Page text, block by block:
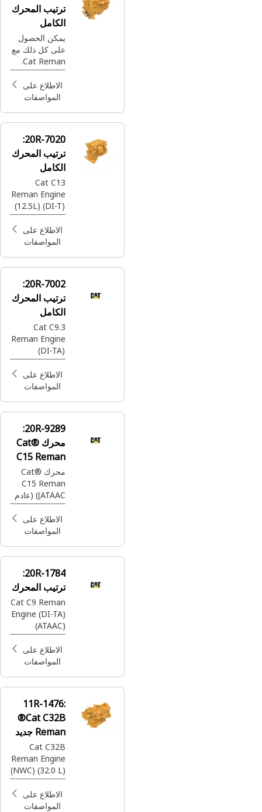
ترتيب المحرك
الكامل
يمكن الحصول
على كل ذلك مع
Cat Reman.
أفضل القطع
المصممة من
Cat® مع ضمان
ووقتما تحتاج
بسعر بسيط.
الاطلاع على
المواصفات
20R-7020:
ترتيب المحرك
الكامل
Cat C13
Reman Engine
(12.5L) (DI-T)
(ATAAC)
(MEUI-C) (Tier
الاطلاع على
المواصفات
20R-7002:
ترتيب المحرك
الكامل
Cat C9.3
Reman Engine
(DI-TA)
(ATAAC) (Tier
4)الاطلاع على
المواصفات
20R-9289:
محرك Cat®
C15 Reman
محرك Cat®
C15 Reman
(ATAAC) (عادم
أمامي) (مبيت
وفقا لمعايير
الاطلاع على
المواصفات
20R-1784:
ترتيب المحرك
Cat C9 Reman
Engine (DI-TA)
(ATAAC)
(ADEM™ 4) (4
Valve) (HEUI -
B) (HEP 10)
الاطلاع على
المواصفات
11R-1476:
®Cat C32B
Reman جديد
مع محرك
Core (NWC)
Cat C32B
Reman Engine
(NWC) (32.0 L)
(LRC) (100
Ton Off
Highway
الاطلاع على
المواصفات